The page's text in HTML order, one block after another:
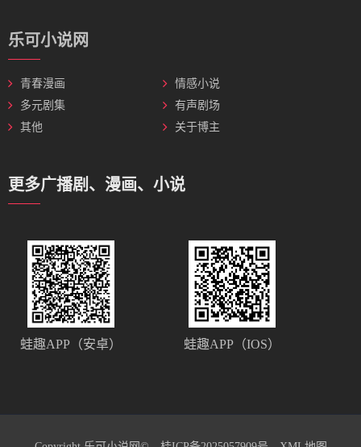
乐可小说网
青春漫画
情感小说
多元剧集
有声剧场
其他
关于博主
更多广播剧、漫画、小说
蛙趣APP（安卓） 蛙趣APP（IOS）